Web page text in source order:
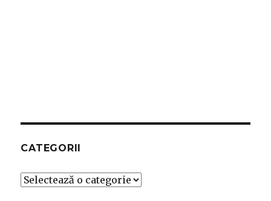
CATEGORII
Categorii